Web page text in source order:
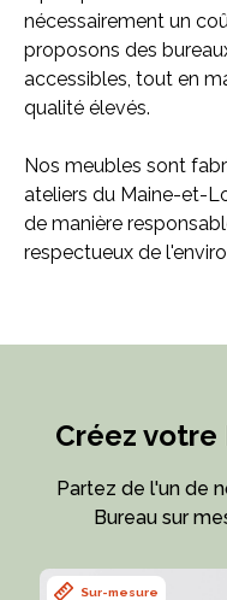
nécessairement un
proposons des
accessibles, tout en
qualité élevés.
Nos meubles sont
ateliers du Maine-et-
de manière
respectueux de
Créez votre
Partez de l'un de
Bureau sur
Sur-mesure